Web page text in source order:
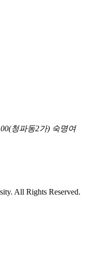
청파동2가) 숙명여
All Rights Reserved.